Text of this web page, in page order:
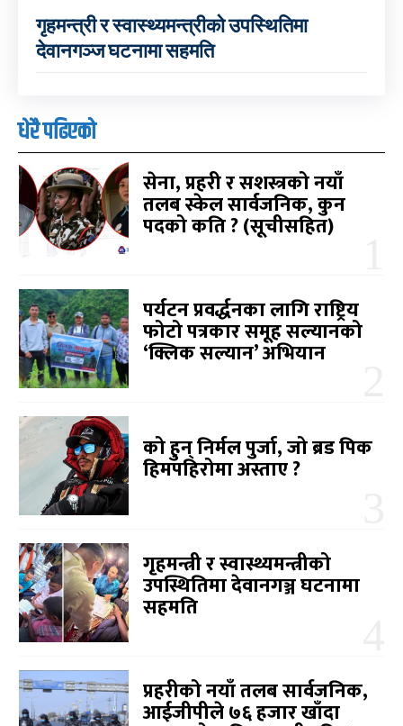
गृहमन्त्री र स्वास्थ्यमन्त्रीको उपस्थितिमा
देवानगञ्ज घटनामा सहमति
धेरै पढिएको
सेना, प्रहरी र सशस्त्रको नयाँ
तलब स्केल सार्वजनिक, कुन
पदको कति ? (सूचीसहित)
पर्यटन प्रवर्द्धनका लागि राष्ट्रिय
फोटो पत्रकार समूह सल्यानको
‘क्लिक सल्यान’ अभियान
को हुन् निर्मल पुर्जा, जो ब्रड पिक
हिमपहिरोमा अस्ताए ?
गृहमन्त्री र स्वास्थ्यमन्त्रीको
उपस्थितिमा देवानगञ्ज घटनामा
सहमति
प्रहरीको नयाँ तलब सार्वजनिक,
आईजीपीले ७६ हजार खाँदा